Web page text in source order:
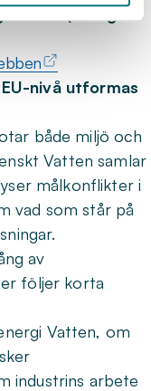
16 (Altingets
nivå utformas
både miljö och
Vatten samlar
målkonflikter i
vad som står på
av
följer korta
Vatten, om
industrins arbete